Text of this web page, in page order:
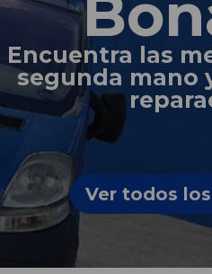
Encuentra las
segunda mano
Ver todos